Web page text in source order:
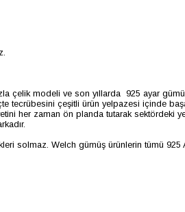
çelik modeli ve son yıllarda 925 ayar
tecrübesini çeşitli ürün yelpazesi içinde
her zaman ön planda tutarak sektördeki
solmaz. Welch gümüş ürünlerin tümü 925